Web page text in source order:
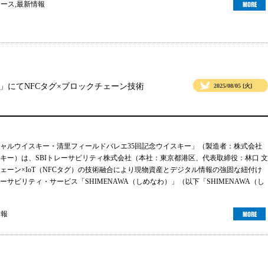
ス,最新情報
にてNFCタグ×ブロックチェーン技術 2025/08/05 [火]
ルウイスキー・清里フィールドバレエ35回記念ウイスキー」（製造者：株式会社
ー）は、SBIトレーサビリティ株式会社（本社：東京都港区、代表取締役：林口 文
ーン×IoT（NFCタグ）の技術融合により現物資産とデジタル情報の強固な紐付け
サビリティ・サービス「SHIMENAWA（しめなわ）」（以下「SHIMENAWA（し